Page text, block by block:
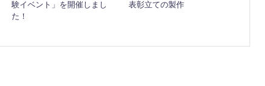
験イベント」を開催しまし
た！
表彰立ての製作